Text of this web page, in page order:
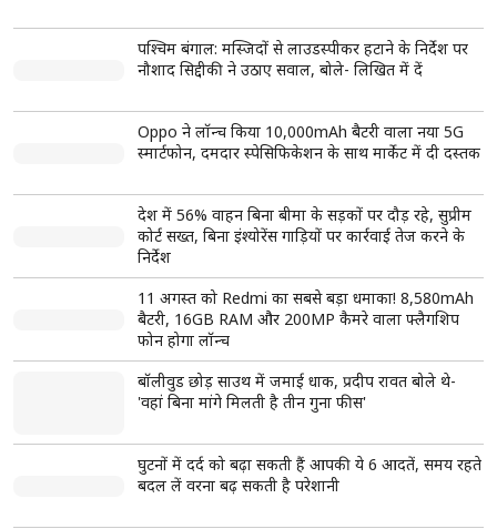
पश्चिम बंगाल: मस्जिदों से लाउडस्पीकर हटाने के निर्देश पर
नौशाद सिद्दीकी ने उठाए सवाल, बोले- लिखित में दें
Oppo ने लॉन्च किया 10,000mAh बैटरी वाला नया 5G
स्मार्टफोन, दमदार स्पेसिफिकेशन के साथ मार्केट में दी दस्तक
देश में 56% वाहन बिना बीमा के सड़कों पर दौड़ रहे, सुप्रीम
कोर्ट सख्त, बिना इंश्योरेंस गाड़ियों पर कार्रवाई तेज करने के
निर्देश
11 अगस्त को Redmi का सबसे बड़ा धमाका! 8,580mAh
बैटरी, 16GB RAM और 200MP कैमरे वाला फ्लैगशिप
फोन होगा लॉन्च
बॉलीवुड छोड़ साउथ में जमाई धाक, प्रदीप रावत बोले थे-
'वहां बिना मांगे मिलती है तीन गुना फीस'
घुटनों में दर्द को बढ़ा सकती हैं आपकी ये 6 आदतें, समय रहते
बदल लें वरना बढ़ सकती है परेशानी